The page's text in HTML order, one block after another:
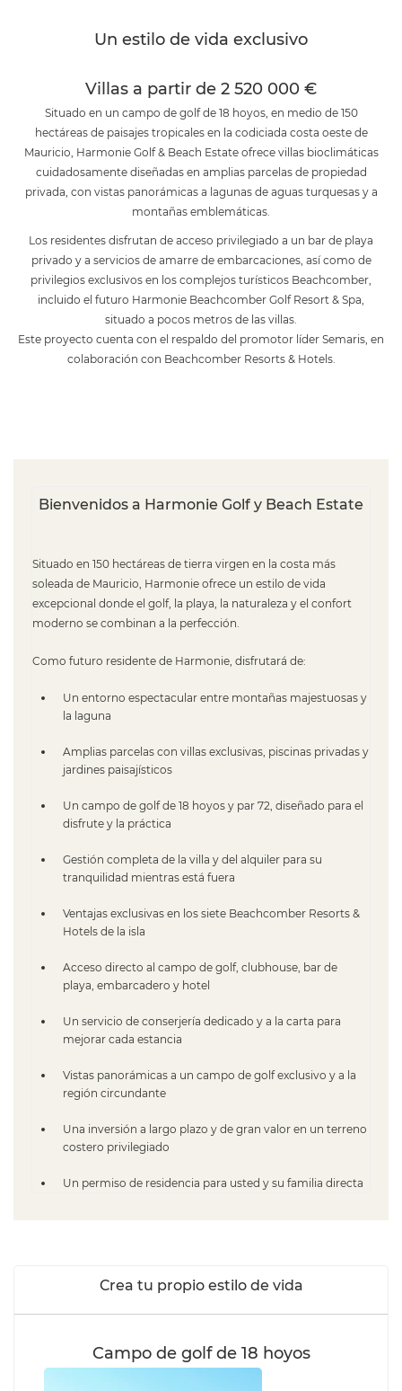
Un estilo de vida exclusivo
Villas a partir de 2 520 000 €
Situado en un campo de golf de 18 hoyos, en medio de 150
hectáreas de paisajes tropicales en la codiciada costa oeste de
Mauricio, Harmonie Golf & Beach Estate ofrece villas bioclimáticas
cuidadosamente diseñadas en amplias parcelas de propiedad
privada, con vistas panorámicas a lagunas de aguas turquesas y a
montañas emblemáticas.
Los residentes disfrutan de acceso privilegiado a un bar de playa
privado y a servicios de amarre de embarcaciones, así como de
privilegios exclusivos en los complejos turísticos Beachcomber,
incluido el futuro Harmonie Beachcomber Golf Resort & Spa,
situado a pocos metros de las villas.
Este proyecto cuenta con el respaldo del promotor líder Semaris, en
colaboración con Beachcomber Resorts & Hotels.
Bienvenidos a Harmonie Golf y Beach Estate
Situado en 150 hectáreas de tierra virgen en la costa más
soleada de Mauricio, Harmonie ofrece un estilo de vida
excepcional donde el golf, la playa, la naturaleza y el confort
moderno se combinan a la perfección.
Como futuro residente de Harmonie, disfrutará de:
Un entorno espectacular entre montañas majestuosas y
la laguna
Amplias parcelas con villas exclusivas, piscinas privadas y
jardines paisajísticos
Un campo de golf de 18 hoyos y par 72, diseñado para el
disfrute y la práctica
Gestión completa de la villa y del alquiler para su
tranquilidad mientras está fuera
Ventajas exclusivas en los siete Beachcomber Resorts &
Hotels de la isla
Acceso directo al campo de golf, clubhouse, bar de
playa, embarcadero y hotel
Un servicio de conserjería dedicado y a la carta para
mejorar cada estancia
Vistas panorámicas a un campo de golf exclusivo y a la
región circundante
Una inversión a largo plazo y de gran valor en un terreno
costero privilegiado
Un permiso de residencia para usted y su familia directa
Crea tu propio estilo de vida
Campo de golf de 18 hoyos